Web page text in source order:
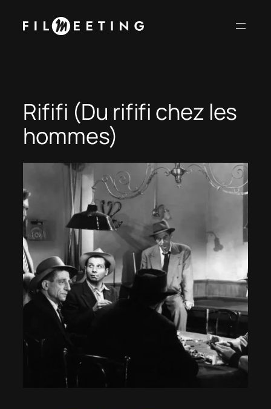
Rififi (Du rififi chez les
hommes)